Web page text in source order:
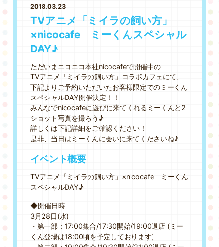
STAFF＆CAST
STORY
CHARACTER
DISC
GOODS&EVENT
SPECIAL
2018.03.23
TVアニメ「ミイラの飼い方」
×nicocafe ミーくんスペシャル
DAY♪
ただいまニコニコ本社nicocafeで開催中の
TVアニメ「ミイラの飼い方」コラボカフェにて、
下記よりご予約いただいたお客様限定でのミーくん
スペシャルDAY開催決定！！
みんなでnicocafeに遊びに来てくれるミーくんと2
ショット写真を撮ろう♪
詳しくは下記詳細をご確認ください！
是非、当日はミーくんに会いに来てくださいね♪
イベント概要
TVアニメ「ミイラの飼い方」×nicocafe ミーくん
スペシャルDAY♪
◆開催日時
3月28日(水)
・第一部：17:00集合/17:30開始/19:00退店 (ミー
くん登場は18:00頃を予定しております)